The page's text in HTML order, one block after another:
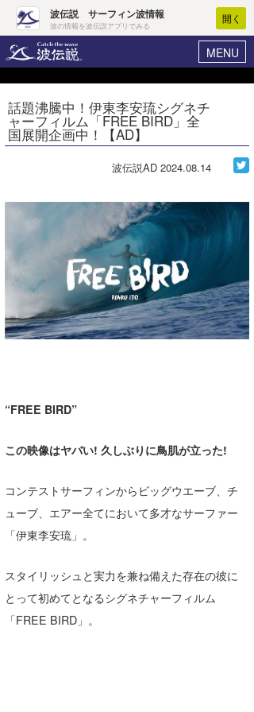
波伝説 サーフィン波情報
波の情報を波伝説アプリでみる
開く
MENU
ヘルプ マイホーム
ログイン
WAVE HUNTER 波予想ツール
気象情報
ニュース
サーフィンエリアガイド
会員メニュー
話題沸騰中！伊東李安琉シグネチ
ャーフィルム「FREE BIRD」全
国展開企画中！【AD】
波伝説AD 2024.08.14
“FREE BIRD”
この映像はヤバい! 久しぶりに鳥肌が立った!
コンテストサーフィンからビッグウエーブ、チ
ューブ、エアー全てにおいて多才なサーファー
「伊東李安琉」。
スタイリッシュと実力を兼ね備えた存在の彼に
とって初めてとなるシグネチャーフィルム
「FREE BIRD」。
Core Surf Japan
コンテスト
ファッション/グッズ
アート＆エンタメ
トラベル
ショップ情報
ショップ情報
大阪
四国
ウラナミ
その他
サーファーズ